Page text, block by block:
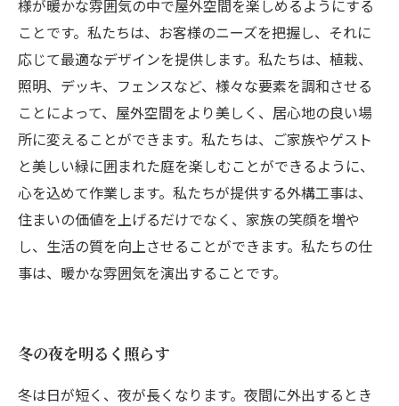
様が暖かな雰囲気の中で屋外空間を楽しめるようにする
ことです。私たちは、お客様のニーズを把握し、それに
応じて最適なデザインを提供します。私たちは、植栽、
照明、デッキ、フェンスなど、様々な要素を調和させる
ことによって、屋外空間をより美しく、居心地の良い場
所に変えることができます。私たちは、ご家族やゲスト
と美しい緑に囲まれた庭を楽しむことができるように、
心を込めて作業します。私たちが提供する外構工事は、
住まいの価値を上げるだけでなく、家族の笑顔を増や
し、生活の質を向上させることができます。私たちの仕
事は、暖かな雰囲気を演出することです。
冬の夜を明るく照らす
冬は日が短く、夜が長くなります。夜間に外出するとき